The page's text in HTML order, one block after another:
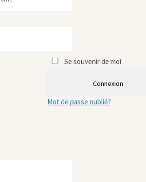
Se souvenir de moi
Connexion
Mot de passe oublié?